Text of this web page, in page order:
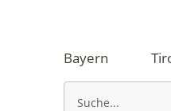
Bayern